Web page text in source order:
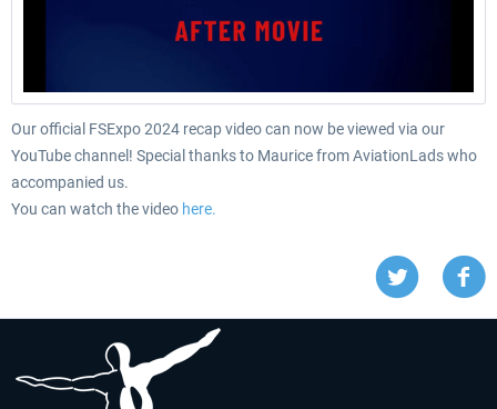
Our official FSExpo 2024 recap video can now be viewed via our
YouTube channel! Special thanks to Maurice from AviationLads who
accompanied us.
You can watch the video here.